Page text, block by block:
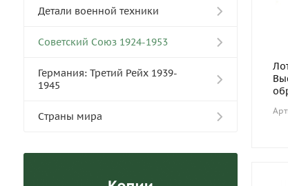
Детали военной техники
Советский Союз 1924-1953
Германия: Третий Рейх 1939-
1945
Cтраны мира